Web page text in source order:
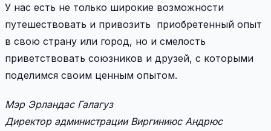
У нас есть не только широкие возможности
путешествовать и привозить приобретенный опыт
в свою страну или город, но и смелость
приветствовать союзников и друзей, с которыми
поделимся своим ценным опытом.
Мэр Эрландас Галагуз
Директор администрации Виргиниюс Андрюс